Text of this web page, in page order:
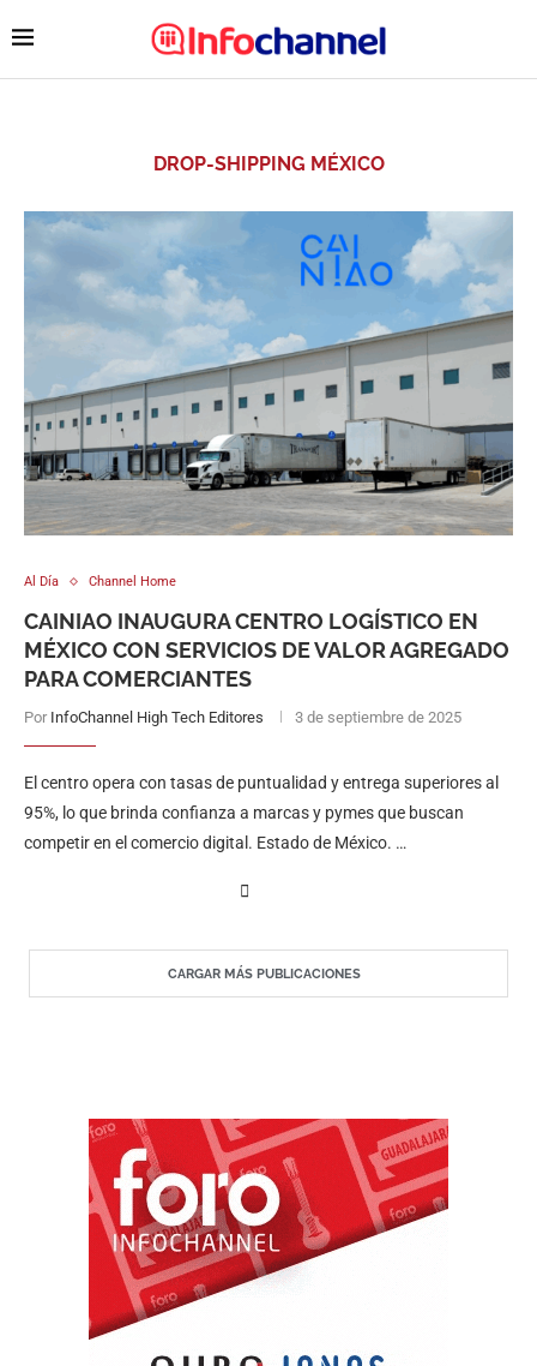
DROP-SHIPPING MÉXICO
Al Día Channel Home
CAINIAO INAUGURA CENTRO LOGÍSTICO EN
MÉXICO CON SERVICIOS DE VALOR AGREGADO
PARA COMERCIANTES
Por InfoChannel High Tech Editores 3 de septiembre de 2025
El centro opera con tasas de puntualidad y entrega superiores al
95%, lo que brinda confianza a marcas y pymes que buscan
competir en el comercio digital. Estado de México. …
CARGAR MÁS PUBLICACIONES